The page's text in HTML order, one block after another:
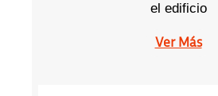
el edificio
Ver Más